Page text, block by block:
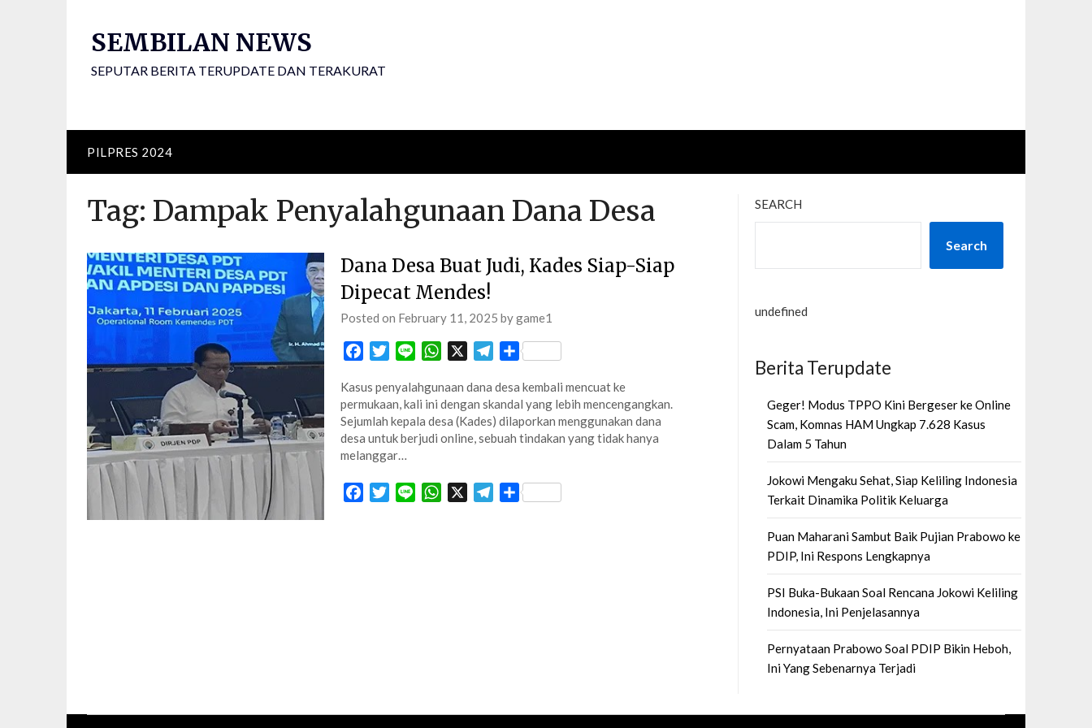
SEMBILAN NEWS
SEPUTAR BERITA TERUPDATE DAN TERAKURAT
PILPRES 2024
Tag: Dampak Penyalahgunaan Dana Desa
Dana Desa Buat Judi, Kades Siap-Siap
Dipecat Mendes!
Posted on February 11, 2025 bygame1
FacebookTwitterLine WhatsApp Telegram
Share
Kasus penyalahgunaan dana desa kembali mencuat ke
permukaan, kali ini dengan skandal yang lebih mencengangkan.
Sejumlah kepala desa (Kades) dilaporkan menggunakan dana
desa untuk berjudi online, sebuah tindakan yang tidak hanya
melanggar…
FacebookTwitterLine WhatsApp Telegram
Share
SEARCH
Search
undefined
Berita Terupdate
Geger! Modus TPPO Kini Bergeser ke Online
Scam, Komnas HAM Ungkap 7.628 Kasus
Dalam 5 Tahun
Jokowi Mengaku Sehat, Siap Keliling Indonesia
Terkait Dinamika Politik Keluarga
Puan Maharani Sambut Baik Pujian Prabowo ke
PDIP, Ini Respons Lengkapnya
PSI Buka-Bukaan Soal Rencana Jokowi Keliling
Indonesia, Ini Penjelasannya
Pernyataan Prabowo Soal PDIP Bikin Heboh,
Ini Yang Sebenarnya Terjadi